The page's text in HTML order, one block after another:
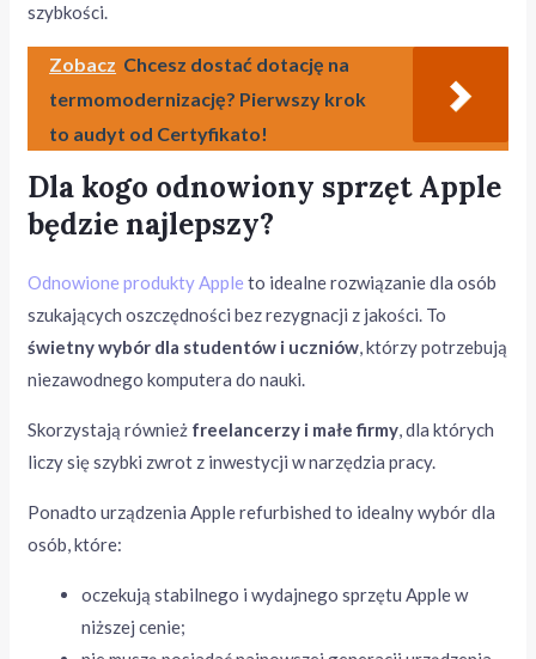
szybkości.
Zobacz Chcesz dostać dotację na
termomodernizację? Pierwszy krok
to audyt od Certyfikato!
Dla kogo odnowiony sprzęt Apple
będzie najlepszy?
Odnowione produkty Apple to idealne rozwiązanie dla osób
szukających oszczędności bez rezygnacji z jakości. To
świetny wybór dla studentów i uczniów, którzy potrzebują
niezawodnego komputera do nauki.
Skorzystają również freelancerzy i małe firmy, dla których
liczy się szybki zwrot z inwestycji w narzędzia pracy.
Ponadto urządzenia Apple refurbished to idealny wybór dla
osób, które:
oczekują stabilnego i wydajnego sprzętu Apple w
niższej cenie;